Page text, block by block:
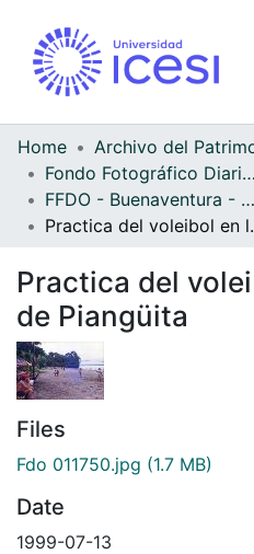
Home
Fondo Fotográfico Diario Occidente
FFDO - Buenaventura - Patrimonial
Practica del
de Piangüita
Files
Fdo 011750.jpg (1.7 MB)
Date
1999-07-13